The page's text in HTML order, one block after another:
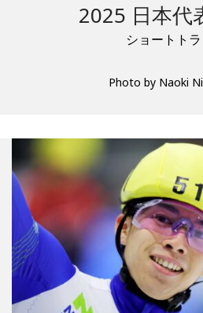
2025 日本代
ショートト
Photo by Naoki